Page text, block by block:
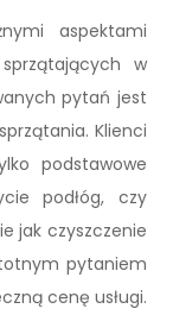
aspektami
w
pytań jest
Klienci
podstawowe
podłóg, czy
jak czyszczenie
pytaniem
cenę usługi.